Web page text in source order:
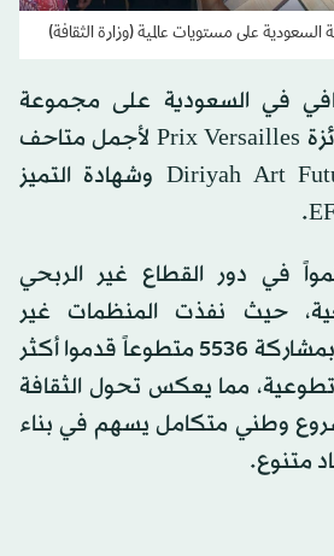
السعودية على مستويات عالمية (وزارة الثقافة)
في السعودية على مجموعة
جوائز دولية، منها جائزة Prix Versailles لأجمل متاحف
العالم لمشروع Diriyah Art Futuers وشهادة التميز
عام 2025 نمواً في دور القطاع غير الربحي
حيث نفذت المنظمات غير
الربحية 359 برنامجاً بمشاركة 5536 متطوعاً قدموا أكثر
تطوعية، مما يعكس تحول الثقافة
وطني متكامل يسهم في بناء
متنوع.